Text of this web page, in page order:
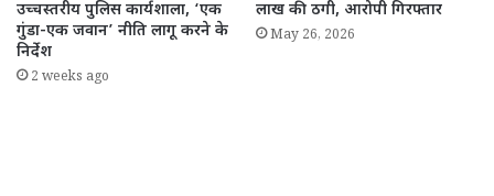
उच्चस्तरीय पुलिस कार्यशाला, ‘एक
गुंडा-एक जवान’ नीति लागू करने के
निर्देश
2 weeks ago
लाख की ठगी, आरोपी गिरफ्तार
May 26, 2026